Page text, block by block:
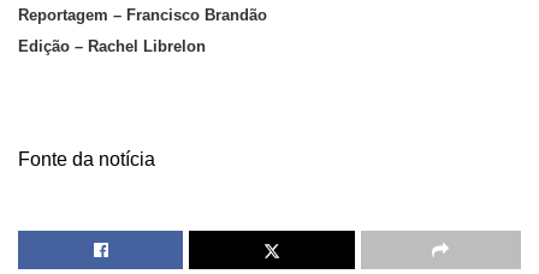
Reportagem – Francisco Brandão
Edição – Rachel Librelon
Fonte da notícia